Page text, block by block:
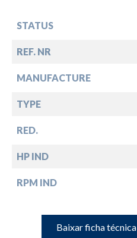
STATUS
REF. NR
MANUFACTURE
TYPE
RED.
HP IND
RPM IND
Baixar ficha técnica